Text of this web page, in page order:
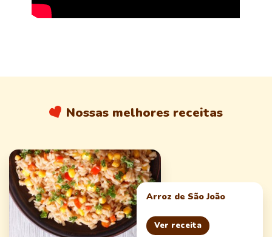
Nossas melhores receitas
Arroz de São João
Ver receita